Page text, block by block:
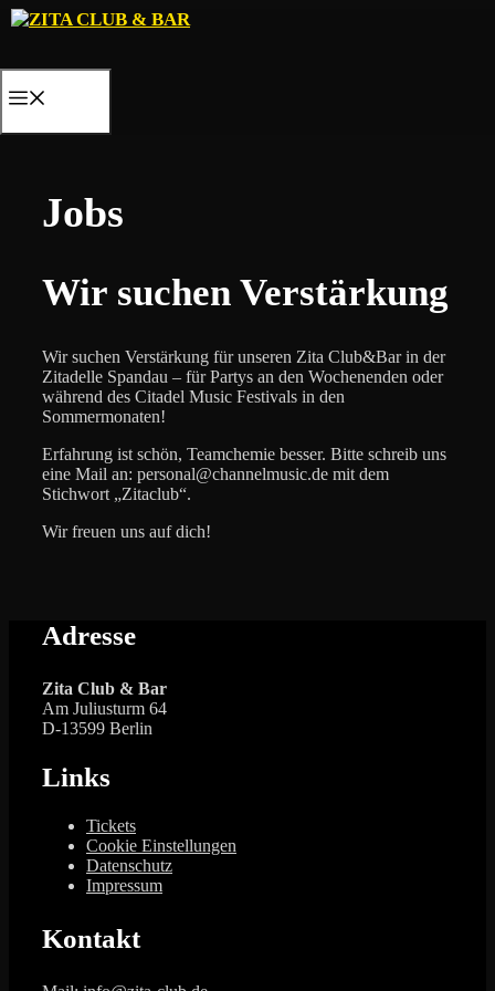
Zum
Jobs
Wir suchen Verstärkung
Wir suchen Verstärkung für unseren Zita Club&Bar in der
Zitadelle Spandau – für Partys an den Wochenenden oder
während des Citadel Music Festivals in den
Sommermonaten!
Erfahrung ist schön, Teamchemie besser. Bitte schreib uns
eine Mail an: personal@channelmusic.de mit dem
Stichwort „Zitaclub“.
Wir freuen uns auf dich!
Adresse
Zita Club & Bar
Am Juliusturm 64
D-13599 Berlin
Links
Tickets
Cookie Einstellungen
Datenschutz
Impressum
Kontakt